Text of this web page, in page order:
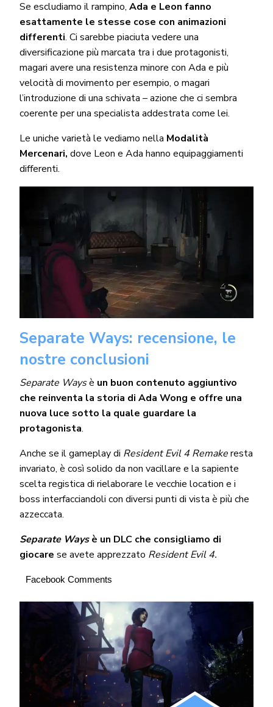
Se escludiamo il rampino, Ada e Leon fanno
esattamente le stesse cose con animazioni
differenti. Ci sarebbe piaciuta vedere una
diversificazione più marcata tra i due protagonisti,
magari avere una resistenza minore con Ada e più
velocità di movimento per esempio, o magari
l’introduzione di una schivata – azione che ci sembra
coerente per una specialista addestrata come lei.
Le uniche varietà le vediamo nella Modalità
Mercenari, dove Leon e Ada hanno equipaggiamenti
differenti.
Separate Ways: recensione, le
nostre conclusioni
Separate Waysè un buon contenuto aggiuntivo
che reinventa la storia di Ada Wong e offre una
nuova luce sotto la quale guardare la
protagonista.
Anche se il gameplay di Resident Evil 4 Remakeresta
invariato, è così solido da non vacillare e la sapiente
scelta registica di rielaborare le vecchie location e i
boss interfacciandoli con diversi punti di vista è più che
azzeccata.
Separate Waysè un DLC che consigliamo di
giocare se avete apprezzato Resident Evil 4.
Facebook Comments